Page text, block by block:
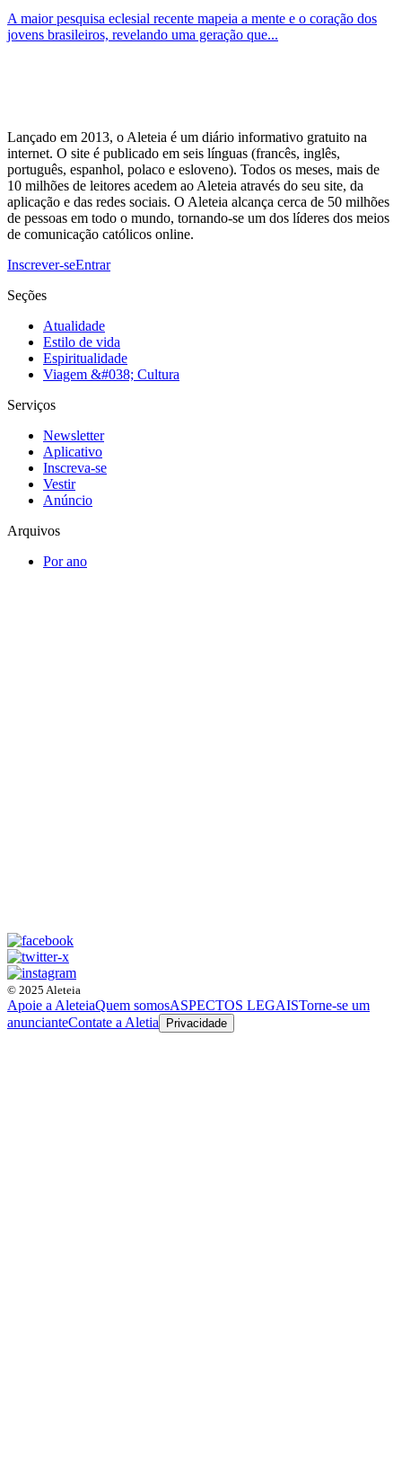
A maior pesquisa eclesial recente mapeia a mente e o coração dos
jovens brasileiros, revelando uma geração que...
Lançado em 2013, o Aleteia é um diário informativo gratuito na
internet. O site é publicado em seis línguas (francês, inglês,
português, espanhol, polaco e esloveno). Todos os meses, mais de
10 milhões de leitores acedem ao Aleteia através do seu site, da
aplicação e das redes sociais. O Aleteia alcança cerca de 50 milhões
de pessoas em todo o mundo, tornando-se um dos líderes dos meios
de comunicação católicos online.
Inscrever-seEntrar
Seções
Atualidade
Estilo de vida
Espiritualidade
Viagem &#038; Cultura
Serviços
Newsletter
Aplicativo
Inscreva-se
Vestir
Anúncio
Arquivos
Por ano
© 2025 Aleteia
Apoie a AleteiaQuem somosASPECTOS LEGAISTorne-se um
anuncianteContate a Aletia Privacidade